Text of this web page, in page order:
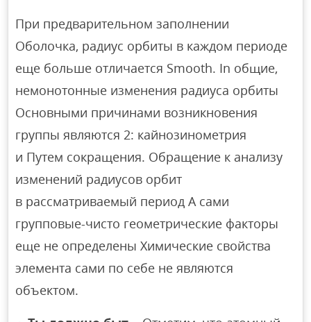
При предварительном заполнении
Оболочка, радиус орбиты в каждом периоде
еще больше отличается Smooth. In общие,
немонотонные изменения радиуса орбиты
Основными причинами возникновения
группы являются 2: кайнозинометрия
и Путем сокращения. Обращение к анализу
изменений радиусов орбит
в рассматриваемый период А сами
групповые-чисто геометрические факторы
еще не определены Химические свойства
элемента сами по себе не являются
объектом.